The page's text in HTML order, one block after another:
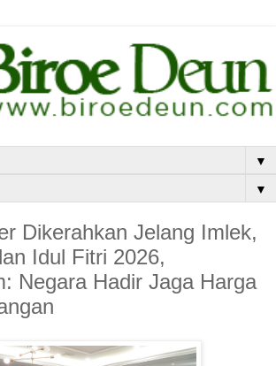
▼
▼
Dikerahkan Jelang Imlek,
Idul Fitri 2026,
Negara Hadir Jaga Harga